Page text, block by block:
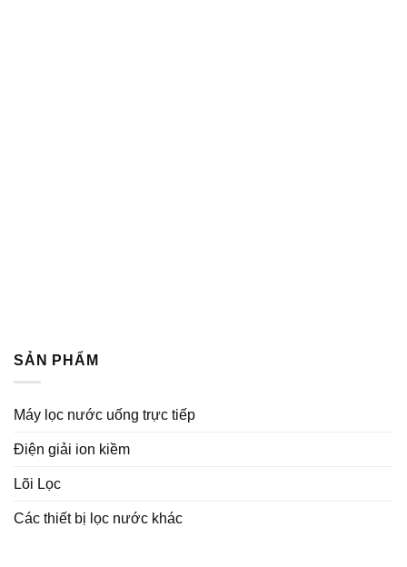
SẢN PHẨM
Máy lọc nước uống trực tiếp
Điện giải ion kiềm
Lõi Lọc
Các thiết bị lọc nước khác